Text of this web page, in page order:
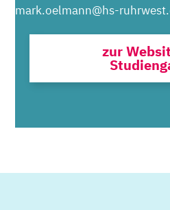
mark.oelmann@hs-
zur